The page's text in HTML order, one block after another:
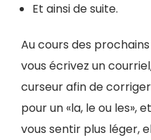
Et ainsi de suite.
Au cours des
vous écrivez un
curseur afin de
pour un «la, le ou les»,
vous sentir plus léger,